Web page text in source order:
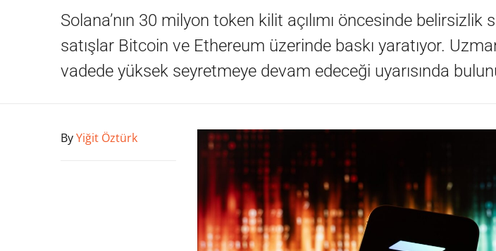
Solana’nın 30 milyon token kilit açılımı öncesinde belirsizlik
satışlar Bitcoin ve Ethereum üzerinde baskı yaratıyor.
vadede yüksek seyretmeye devam edeceği uyarısında
ByYiğit Öztürk